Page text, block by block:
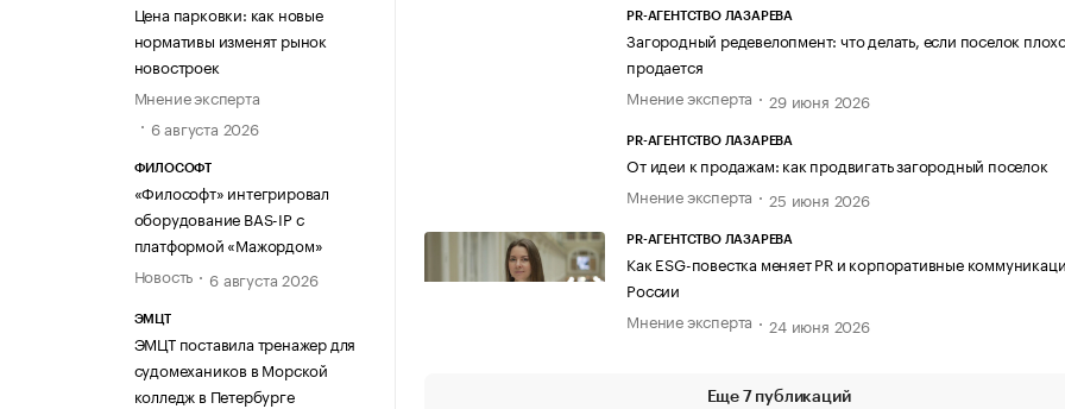
Цена парковки: как новые
нормативы изменят рынок
новостроек
Мнение эксперта
6 августа 2026
ФИЛОСОФТ
«Философт» интегрировал
оборудование BAS-IP с
платформой «Мажордом»
Новость
6 августа 2026
ЭМЦТ
ЭМЦТ поставила тренажер для
судомехаников в Морской
колледж в Петербурге
PR-АГЕНТСТВО ЛАЗАРЕВА
Загородный редевелопмент: что делать, если поселок
продается
Мнение эксперта
29 июня 2026
PR-АГЕНТСТВО ЛАЗАРЕВА
От идеи к продажам: как продвигать загородный поселок
Мнение эксперта
25 июня 2026
PR-АГЕНТСТВО ЛАЗАРЕВА
Как ESG-повестка меняет PR и корпоративные
России
Мнение эксперта
24 июня 2026
Еще 7 публикаций